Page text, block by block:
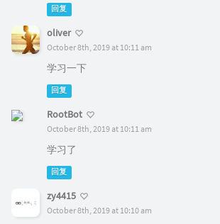
回复
oliver
October 8th, 2019 at 10:11 am
学习一下
回复
RootBot
October 8th, 2019 at 10:11 am
学习了
回复
zy4415
October 8th, 2019 at 10:10 am